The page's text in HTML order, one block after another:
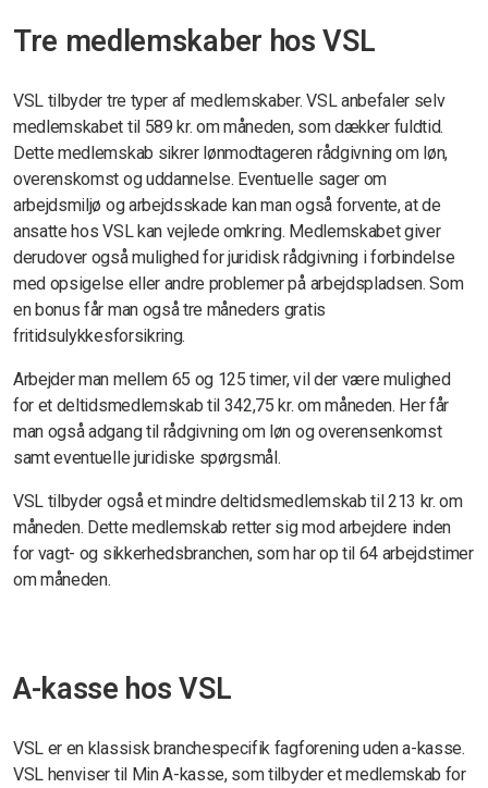
Tre medlemskaber hos VSL
VSL tilbyder tre typer af medlemskaber. VSL anbefaler selv
medlemskabet til 589 kr. om måneden, som dækker fuldtid.
Dette medlemskab sikrer lønmodtageren rådgivning om løn,
overenskomst og uddannelse. Eventuelle sager om
arbejdsmiljø og arbejdsskade kan man også forvente, at de
ansatte hos VSL kan vejlede omkring. Medlemskabet giver
derudover også mulighed for juridisk rådgivning i forbindelse
med opsigelse eller andre problemer på arbejdspladsen. Som
en bonus får man også tre måneders gratis
fritidsulykkesforsikring.
Arbejder man mellem 65 og 125 timer, vil der være mulighed
for et deltidsmedlemskab til 342,75 kr. om måneden. Her får
man også adgang til rådgivning om løn og overensenkomst
samt eventuelle juridiske spørgsmål.
VSL tilbyder også et mindre deltidsmedlemskab til 213 kr. om
måneden. Dette medlemskab retter sig mod arbejdere inden
for vagt- og sikkerhedsbranchen, som har op til 64 arbejdstimer
om måneden.
A-kasse hos VSL
VSL er en klassisk branchespecifik fagforening uden a-kasse.
VSL henviser til Min A-kasse, som tilbyder et medlemskab for